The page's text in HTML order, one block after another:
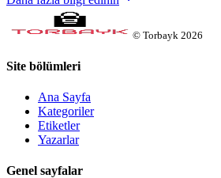
© Torbayk 2026
Site bölümleri
Ana Sayfa
Kategoriler
Etiketler
Yazarlar
Genel sayfalar